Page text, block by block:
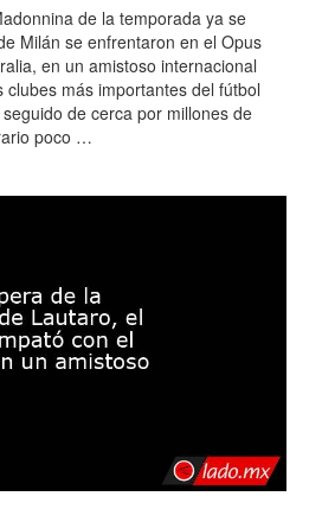
de la temporada ya se
Milán se enfrentaron en el Opus
en un amistoso internacional
más importantes del fútbol
de cerca por millones de
poco …